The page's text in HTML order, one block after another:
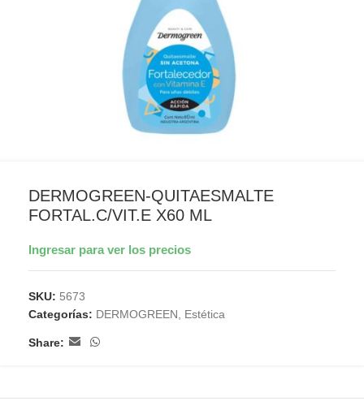
DERMOGREEN-QUITAESMALTE
FORTAL.C/VIT.E X60 ML
Ingresar para ver los precios
SKU: 5673
Categorías: DERMOGREEN Estética
Share: